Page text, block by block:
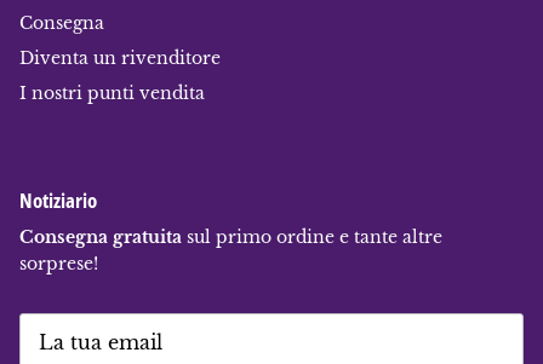
Consegna
Diventa un rivenditore
I nostri punti vendita
Notiziario
Consegna gratuita sul primo ordine e tante altre
sorprese!